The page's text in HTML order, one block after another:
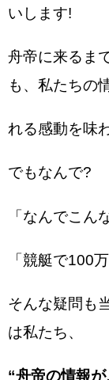
いします!
舟帝に来るま
も、私たちの
れる感動を味
でもなんで?
「なんでこん
「競艇で100
そんな疑問も
は私たち、
“舟帝の情報